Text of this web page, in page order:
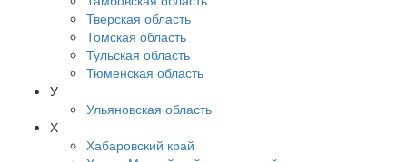
Тверская область
Томская область
Тульская область
Тюменская область
У
Ульяновская область
Х
Хабаровский край